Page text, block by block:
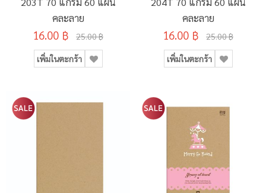
คละลาย
16.00 ฿ 25.00 ฿
เพิ่มในตะกร้า
คละลาย
16.00 ฿ 25.00 ฿
เพิ่มในตะกร้า